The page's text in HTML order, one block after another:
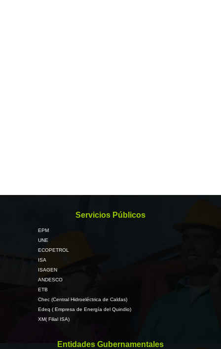
Servicios Públicos
EPM
UNE
ECOPETROL
ISA
ISAGEN
ANDESCO
ETB
Chec (Central Hidroeléctrica de Caldas)
Edeq ( Empresa de Energía del Quindio)
XM( Filial ISA)
Entidades Gubernamentales